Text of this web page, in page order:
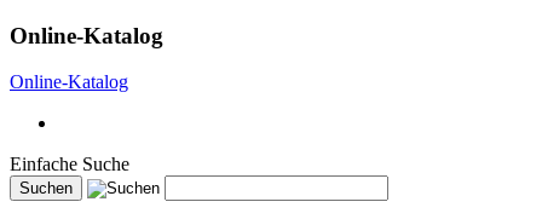
Online-Katalog
Online-Katalog
Einfache Suche